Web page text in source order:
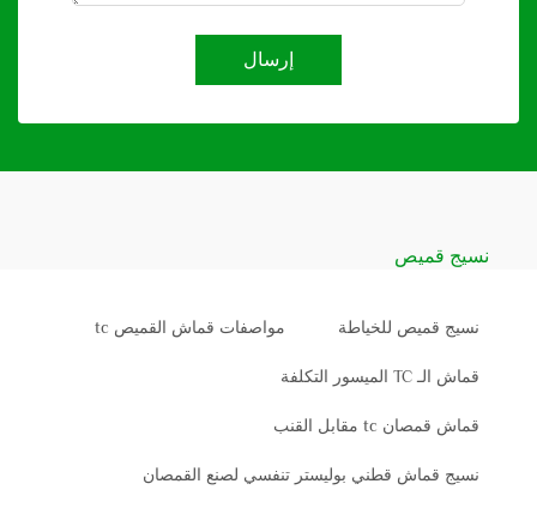
إرسال
نسيج قميص
نسيج قميص للخياطة مواصفات قماش القميص tc
قماش الـ TC الميسور التكلفة
قماش قمصان tc مقابل القنب
نسيج قماش قطني بوليستر تنفسي لصنع القمصان